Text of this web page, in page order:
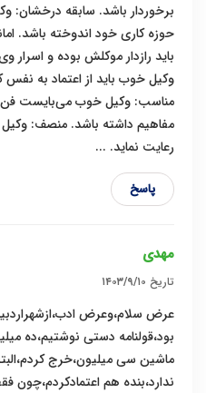
برخوردار باشد. سابقه درخشان:
حوزه کاری خود اندوخته باشد.
باید رازدار موکلش بوده و اسرار
وکیل خوب باید از اعتماد به نفس
مناسب: وکیل خوب می‌بایست فن
مفاهیم داشته باشد. منصف:
رعایت نماید. ...
پاسخ
مهدی
تاریخ ۱۴۰۳/۹/۱۰
عرض سلام،وعرض
بود،قولنامه دستی نوشتیم،ده
ماشین سی میلیون،خرج
ندارد،بنده هم اعتمادکردم،چون